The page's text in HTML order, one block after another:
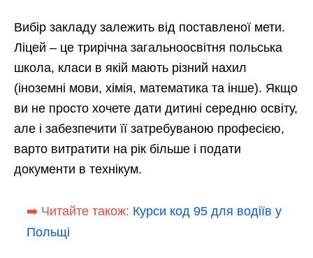
Вибір закладу залежить від поставленої мети.
Ліцей – це трирічна загальноосвітня польська
школа, класи в якій мають різний нахил
(іноземні мови, хімія, математика та інше). Якщо
ви не просто хочете дати дитині середню освіту,
але і забезпечити її затребуваною професією,
варто витратити на рік більше і подати
документи в технікум.
➡️ Читайте також: Курси код 95 для водіїв у
Польщі